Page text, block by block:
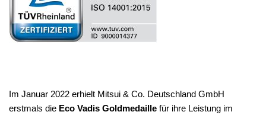
Im Januar 2022 erhielt Mitsui & Co. Deutschland GmbH
erstmals die Eco Vadis Goldmedaille für ihre Leistung im